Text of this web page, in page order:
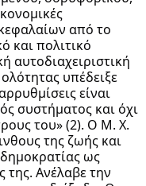
από το
και πολιτικό
αυτοδιαχειριστική
υπέδειξε
είναι
συστήματος και όχι
του» (2). Ο Μ. Χ.
της ζωής και
ως
Ανέλαβε την